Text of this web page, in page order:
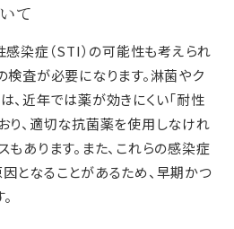
て
感染症（STI）の可能性も考えられ
検査が必要になります。淋菌やク
、近年では薬が効きにくい「耐性
り、適切な抗菌薬を使用しなけれ
あります。また、これらの感染症
となることがあるため、早期かつ